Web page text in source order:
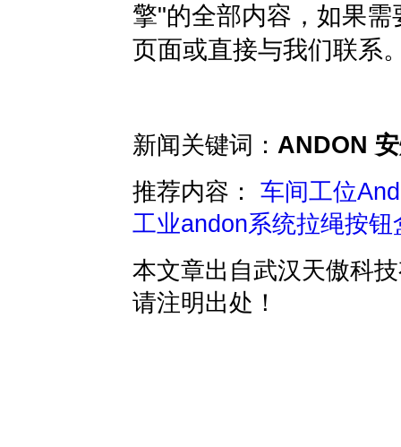
擎"的全部内容，如果
页面或直接与我们联系
新闻关键词： ANDON
推荐内容： 车间工位
工业andon系统拉绳按钮
本文章出自武汉天傲科
请注明出处！